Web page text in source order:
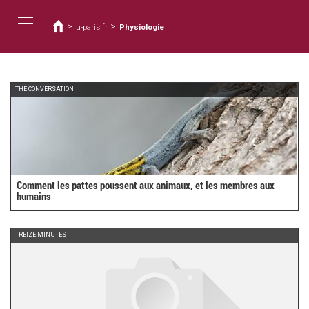
contenu
navigation
êtes
ici
> u-paris.fr > Physiologie
THE CONVERSATION
Comment les pattes poussent aux animaux, et les membres aux
humains
TREIZE MINUTES